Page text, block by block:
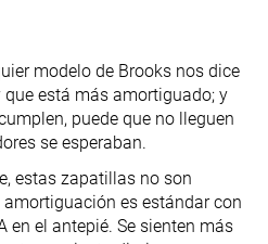
#78 Top 29%
#151 Top 41% #175 Top 47%
modelo de Brooks nos dice
está más amortiguado; y
puede que no lleguen
se esperaban.
estas zapatillas no son
es estándar con
en el antepié. Se sienten más